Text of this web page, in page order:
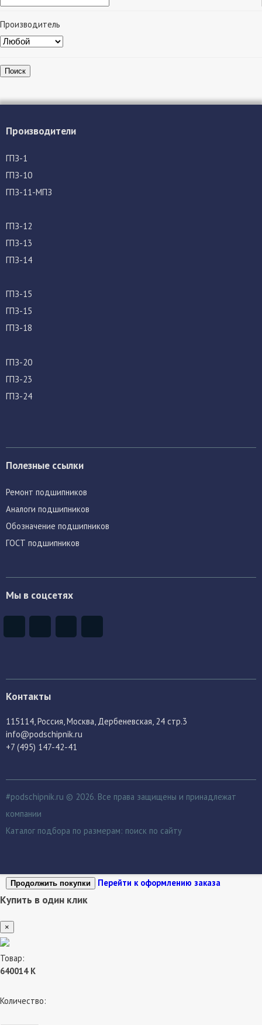
Производитель
Поиск
Производители
ГПЗ-1
ГПЗ-10
ГПЗ-11-МПЗ
ГПЗ-12
ГПЗ-13
ГПЗ-14
ГПЗ-15
ГПЗ-15
ГПЗ-18
ГПЗ-20
ГПЗ-23
ГПЗ-24
Полезные ссылки
Ремонт подшипников
Аналоги подшипников
Обозначение подшипников
ГОСТ подшипников
Мы в соцсетях
Контакты
115114 , Россия, Москва, Дербеневская, 24 стр.3
info@podschipnik.ru
+7 (495) 147-42-41
#podschipnik.ru © 2026. Все права защищены и принадлежат
компании
Каталог подбора по размерам: поиск по сайту
Продолжить покупки Перейти к оформлению заказа
Купить в один клик
×
Товар:
640014 К
Количество: